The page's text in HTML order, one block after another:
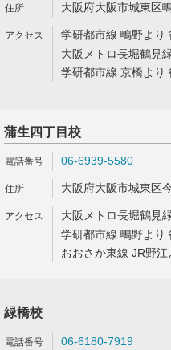
大阪府大阪市城東区
学研都市線 鴫野より
大阪メトロ長堀鶴見
学研都市線 京橋より
蒲生四丁目校
06-6939-5580
大阪府大阪市城東区
大阪メトロ長堀鶴見
学研都市線 鴫野より
おおさか東線 JR野
緑橋校
06-6180-7919